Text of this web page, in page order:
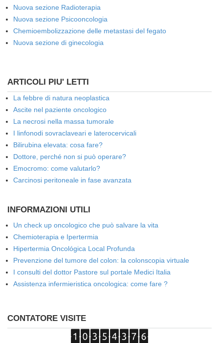
Nuova sezione Radioterapia
Nuova sezione Psicooncologia
Chemioembolizzazione delle metastasi del fegato
Nuova sezione di ginecologia
ARTICOLI PIU' LETTI
La febbre di natura neoplastica
Ascite nel paziente oncologico
La necrosi nella massa tumorale
I linfonodi sovraclaveari e laterocervicali
Bilirubina elevata: cosa fare?
Dottore, perché non si può operare?
Emocromo: come valutarlo?
Carcinosi peritoneale in fase avanzata
INFORMAZIONI UTILI
Un check up oncologico che può salvare la vita
Chemioterapia e Ipertermia
Hipertermia Oncológica Local Profunda
Prevenzione del tumore del colon: la colonscopia virtuale
I consulti del dottor Pastore sul portale Medici Italia
Assistenza infermieristica oncologica: come fare ?
CONTATORE VISITE